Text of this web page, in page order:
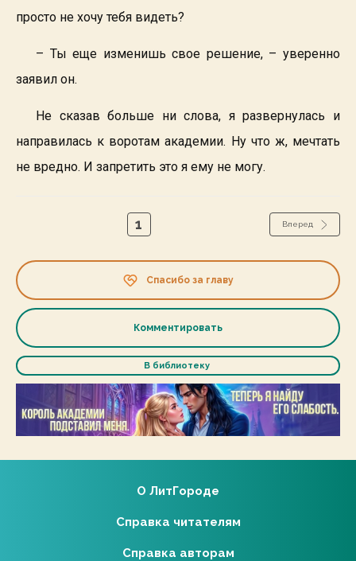
просто не хочу тебя видеть?
– Ты еще изменишь свое решение, – уверенно
заявил он.
Не сказав больше ни слова, я развернулась и
направилась к воротам академии. Ну что ж, мечтать
не вредно. И запретить это я ему не могу.
1 Вперед
Спасибо за главу
Комментировать
В библиотеку
О ЛитГороде
Справка читателям
Справка авторам